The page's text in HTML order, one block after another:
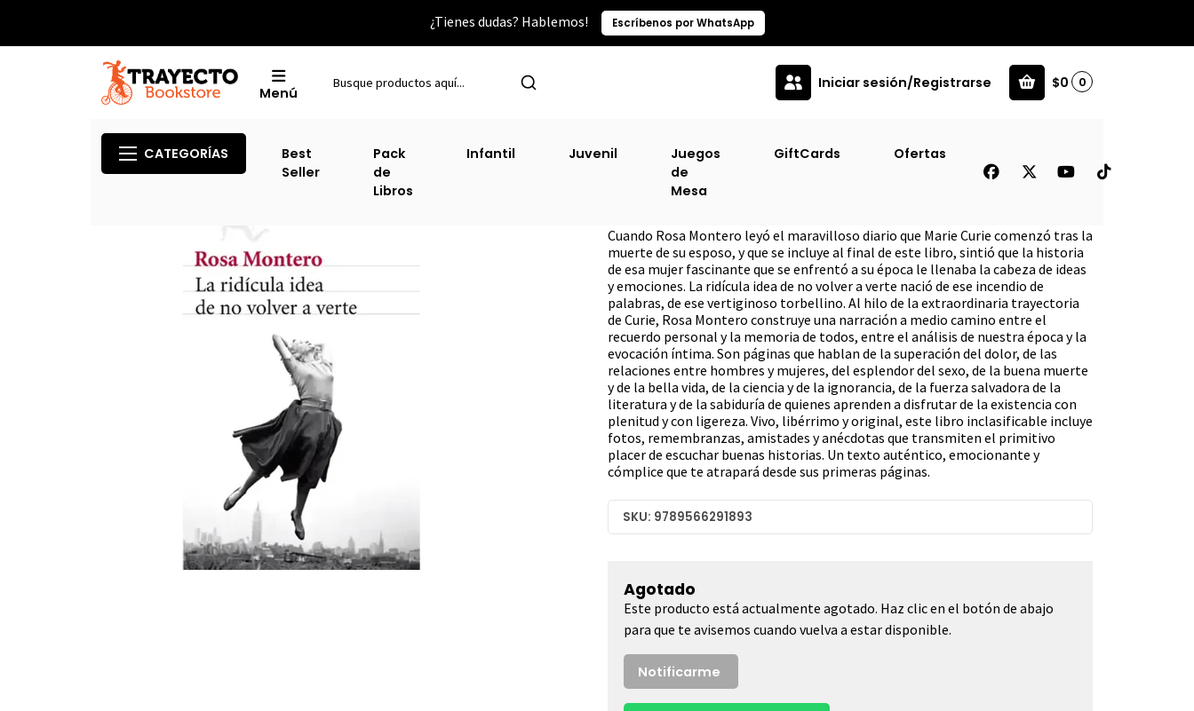
¿Tienes dudas? Hablemos! Escríbenos por WhatsApp
Menú
Iniciar sesión/Registrarse $0 0
CATEGORÍAS
Best
Seller
Pack
de
Libros
Infantil Juvenil
Juegos
de
Mesa
GiftCards Ofertas
La Ridicula Idea De No Volver A Verte
Cuando Rosa Montero leyó el maravilloso diario que Marie Curie comenzó tras la
muerte de su esposo, y que se incluye al final de este libro, sintió que la historia
de esa mujer fascinante que se enfrentó a su época le llenaba la cabeza de ideas
y emociones. La ridícula idea de no volver a verte nació de ese incendio de
palabras, de ese vertiginoso torbellino. Al hilo de la extraordinaria trayectoria
de Curie, Rosa Montero construye una narración a medio camino entre el
recuerdo personal y la memoria de todos, entre el análisis de nuestra época y la
evocación íntima. Son páginas que hablan de la superación del dolor, de las
relaciones entre hombres y mujeres, del esplendor del sexo, de la buena muerte
y de la bella vida, de la ciencia y de la ignorancia, de la fuerza salvadora de la
literatura y de la sabiduría de quienes aprenden a disfrutar de la existencia con
plenitud y con ligereza. Vivo, libérrimo y original, este libro inclasificable incluye
fotos, remembranzas, amistades y anécdotas que transmiten el primitivo
placer de escuchar buenas historias. Un texto auténtico, emocionante y
cómplice que te atrapará desde sus primeras páginas.
SKU: 9789566291893
Agotado
Este producto está actualmente agotado. Haz clic en el botón de abajo
para que te avisemos cuando vuelva a estar disponible.
Notificarme